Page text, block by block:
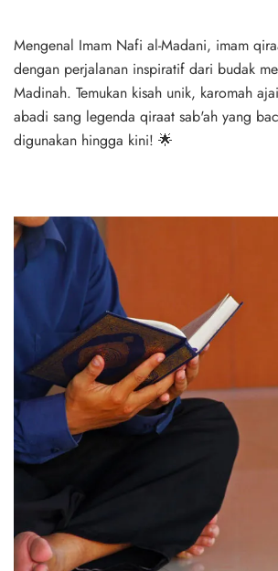
Mengenal Imam Nafi al-Madani, imam
dengan perjalanan inspiratif dari budak
Madinah. Temukan kisah unik, karomah
abadi sang legenda qiraat sab'ah yang
digunakan hingga kini! 🌟